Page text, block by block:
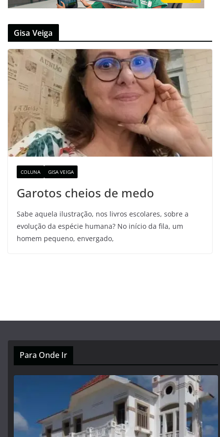
Gisa Veiga
COLUNA GISA VEIGA
Garotos cheios de medo
Sabe aquela ilustração, nos livros escolares, sobre a
evolução da espécie humana? No início da fila, um
homem pequeno, envergado,
Para Onde Ir